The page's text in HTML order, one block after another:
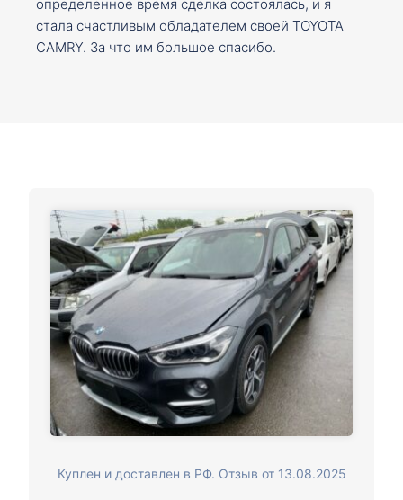
определенное время сделка состоялась, и я
стала счастливым обладателем своей TOYOTA
CAMRY. За что им большое спасибо.
Куплен и доставлен в РФ. Отзыв от 13.08.2025